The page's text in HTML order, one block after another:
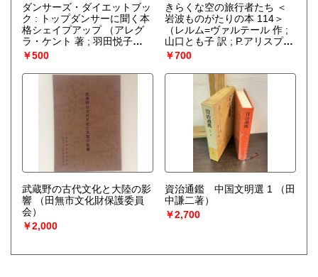
ダンサーズ・ダイエットブッ
ク : トップダンサーに聞く本
格シェイプアップ
（アレグ
ラ・ケント 著 ; 羽田悦子
訳）
￥500
きらくな空の旅行者たち ＜
岩波ものがたりの本 114＞
（レルム=ヴァルテール 作 ;
山口とも子 訳 ; P.アリスプ
絵）
￥700
武蔵野の古代文化と大陸の影
響
（田無市文化財保護委員
会）
￥2,000
資治通鑑 中国文明選 1
（田
中謙二著）
￥2,700